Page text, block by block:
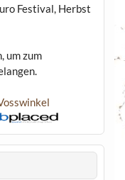
Festival, Herbst
um zum